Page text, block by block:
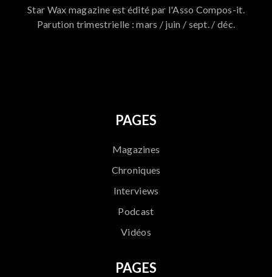
Star Wax magazine est édité par l'Asso Compos-it.
Parution trimestrielle : mars / juin / sept. / déc.
PAGES
Magazines
Chroniques
Interviews
Podcast
Vidéos
PAGES